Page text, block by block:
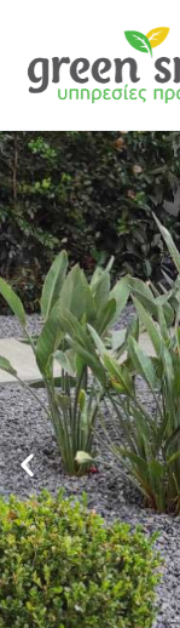
περιεχόμενο